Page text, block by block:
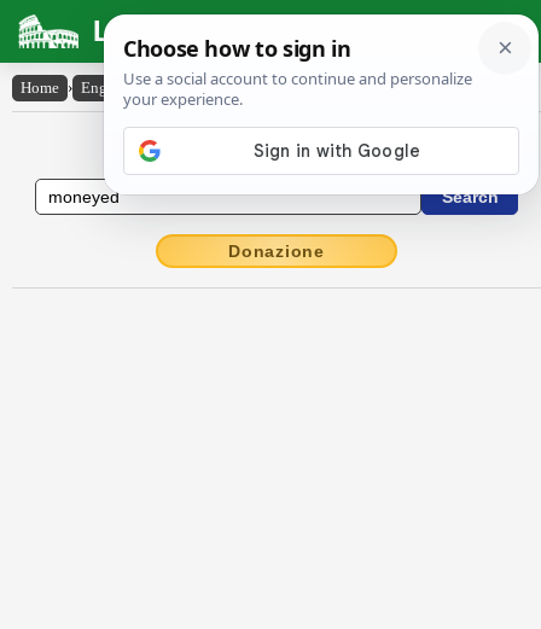
Latin Dictionary
Home › English-Latin › moneyed
English to Latin Dictionary
Donazione